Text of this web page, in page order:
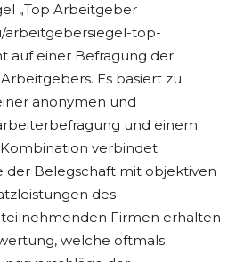
„Top Arbeitgeber
arbeitgebersiegel-top-
auf einer Befragung der
Es basiert zu
anonymen und
und einem
verbindet
der Belegschaft mit objektiven
des
Firmen erhalten
welche oftmals